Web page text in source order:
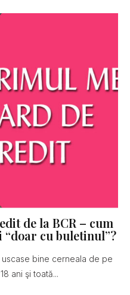
de la BCR – cum
cu buletinul”?
uscase bine cerneala de pe
ani şi toată...